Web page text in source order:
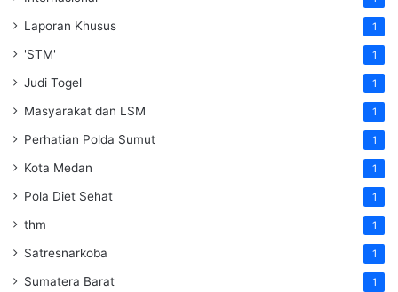
Laporan Khusus 1
'STM' 1
Judi Togel 1
Masyarakat dan LSM 1
Perhatian Polda Sumut 1
Kota Medan 1
Pola Diet Sehat 1
thm 1
Satresnarkoba 1
Sumatera Barat 1